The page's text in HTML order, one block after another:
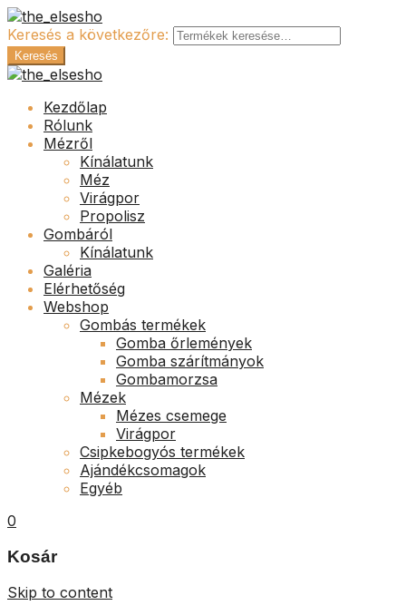
Keresés a következőre:
Keresés
Kezdőlap
Rólunk
Mézről
Kínálatunk
Méz
Virágpor
Propolisz
Gombáról
Kínálatunk
Galéria
Elérhetőség
Webshop
Gombás termékek
Gomba őrlemények
Gomba szárítmányok
Gombamorzsa
Mézek
Mézes csemege
Virágpor
Csipkebogyós termékek
Ajándékcsomagok
Egyéb
0
Kosár
Skip to content